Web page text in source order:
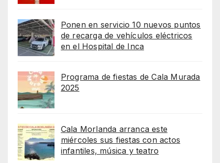
Ponen en servicio 10 nuevos puntos
de recarga de vehículos eléctricos
en el Hospital de Inca
Programa de fiestas de Cala Murada
2025
Cala Morlanda arranca este
miércoles sus fiestas con actos
infantiles, música y teatro